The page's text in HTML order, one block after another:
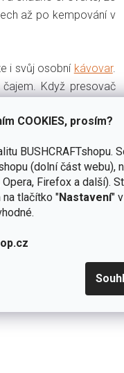
COOKIES, prosím?
BUSHCRAFTshopu.
(dolní část webu),
Firefox a další).
tlačítko "Nastavení"
až po kempování v
i svůj osobní kávovar.
Když presovač
vařiči.